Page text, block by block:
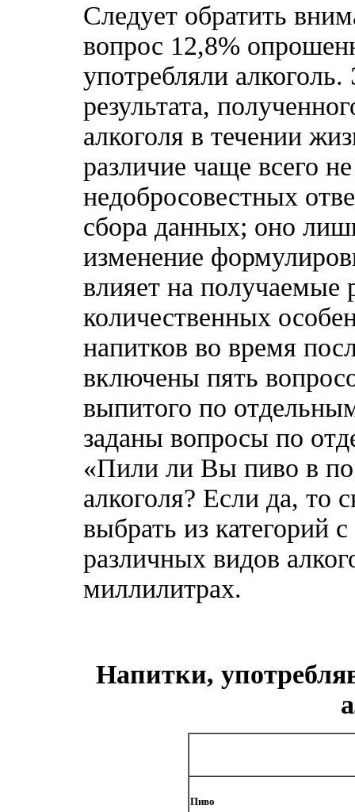
Следует обратить
вопрос 12,8%
употребляли
результата,
алкоголя в течении
различие чаще всего
недобросовестных
сбора данных; оно
изменение
влияет на получаемые
количественных
напитков во время
включены пять
выпитого по
заданы вопросы по
«Пили ли Вы пиво в
алкоголя? Если да, то
выбрать из категорий
различных видов
миллилитрах.
Напитки,
Пиво